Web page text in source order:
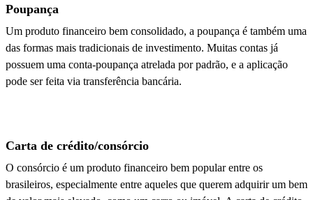
Poupança
Um produto financeiro bem consolidado, a poupança é também uma
das formas mais tradicionais de investimento. Muitas contas já
possuem uma conta-poupança atrelada por padrão, e a aplicação
pode ser feita via transferência bancária.
Carta de crédito/consórcio
O consórcio é um produto financeiro bem popular entre os
brasileiros, especialmente entre aqueles que querem adquirir um bem